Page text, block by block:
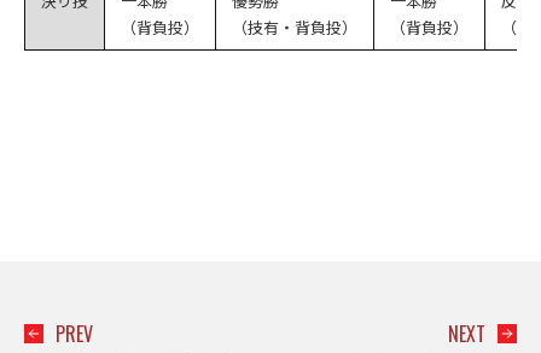
（背負投）
（技有・背負投）
（背負投）
（
PREV NEXT